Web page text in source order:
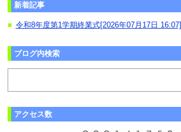
新着記事
■ 令和8年度第1学期終業式[2026年07月17日 16:07]
ブログ内検索
アクセス数